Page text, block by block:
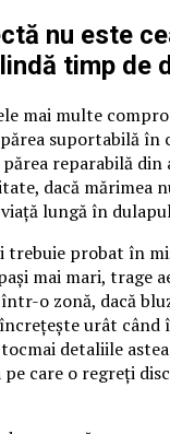
nu este
timp de
mai multe
suportabilă în
reparabilă din
dacă mărimea
lungă în
trebuie probat în
mai mari, trage
o zonă, dacă
urât când
detaliile
pe care o regreți